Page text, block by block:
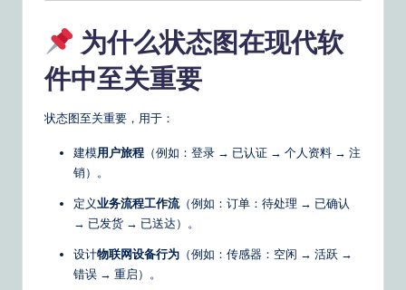
G
ui
d
为什么状态图在现代软
件中至关重要
状态图至关重要，用于：
建模用户旅程 （例如：登录 → 已认证 → 个人资料 → 注
销）。
定义业务流程工作流（例如：订单：待处理 → 已确认
→ 已发货 → 已送达）。
设计物联网设备行为 （例如：传感器：空闲 → 活跃 →
错误 → 重启）。